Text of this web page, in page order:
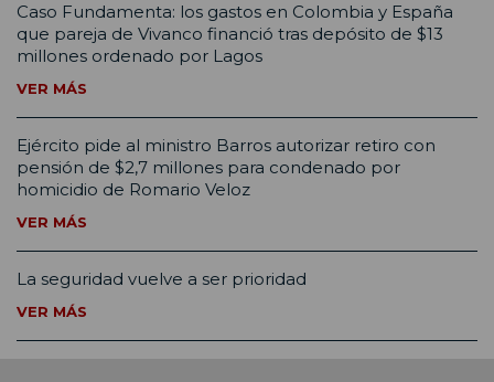
Caso Fundamenta: los gastos en Colombia y España
que pareja de Vivanco financió tras depósito de $13
millones ordenado por Lagos
VER MÁS
Ejército pide al ministro Barros autorizar retiro con
pensión de $2,7 millones para condenado por
homicidio de Romario Veloz
VER MÁS
La seguridad vuelve a ser prioridad
VER MÁS